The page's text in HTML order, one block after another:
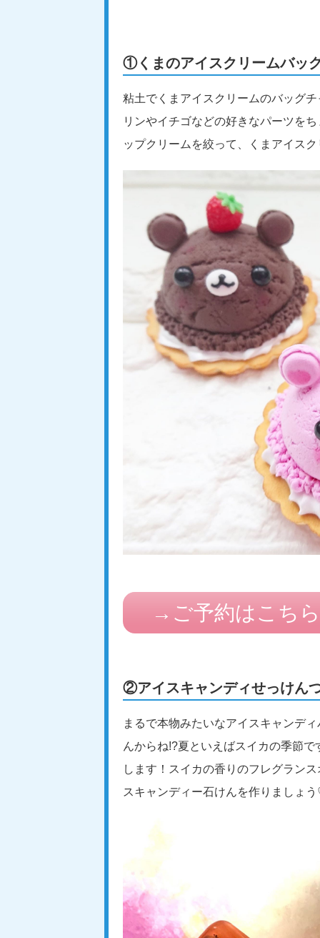
①くまのアイスクリームバッ
粘土でくまアイスクリームのバッグ
リンやイチゴなどの好きなパーツを
ップクリームを絞って、くまアイス
→ご予約はこちら
②アイスキャンディせっけん
まるで本物みたいなアイスキャンデ
んからね!?夏といえばスイカの季節
します！スイカの香りのフレグラン
スキャンディー石けんを作りましょ